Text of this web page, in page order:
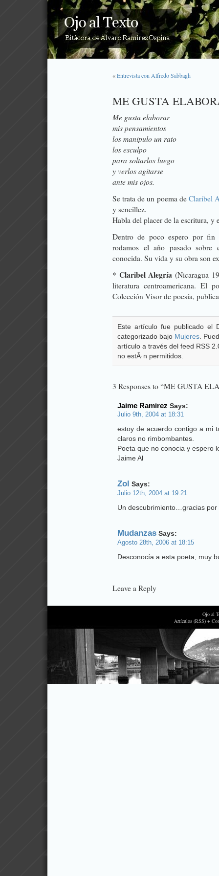
«Entrevista con Alfredo Sabbagh
ME GUSTA
Me gusta elaborar
mis pensamientos
los manipulo un rato
los esculpo
para soltarlos luego
y verlos agitarse
ante mis ojos.
Se trata de un poema de Claribel
y sencillez.
Habla del placer de la escritura, y
Dentro de poco espero por fin
rodamos el año pasado sobre
conocida. Su vida y su obra son
* Claribel Alegría (Nicaragua
literatura centroamericana. El
Colección Visor de poesía,
Este artículo fue publicado el
categorizado bajo Mujeres .
artículo a través del feed RSS
no estÂ·n permitidos.
3 Responses to “ME GUSTA
Jaime Ramirez Says:
Julio 9th, 2004 at 18:31
estoy de acuerdo contigo a mi
claros no rimbombantes.
Poeta que no conocia y espero
Jaime Al
Zol Says:
Julio 12th, 2004 at 19:21
Un descubrimiento…gracias por
Mudanzas Says:
Agosto 28th, 2006 at 18:15
Desconocía a esta poeta, muy
Leave a Reply
Ojo al
Artículos (RSS) +